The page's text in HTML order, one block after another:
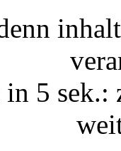
in 5 sek.: